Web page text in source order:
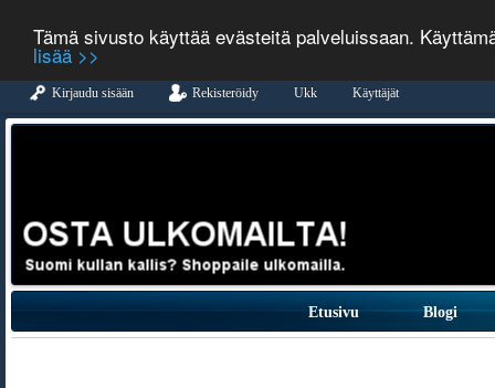
Tämä sivusto käyttää evästeitä palveluissaan.
lisää >>
Kirjaudu sisään Rekisteröidy Ukk Käyttäjät
Etusivu Blogi